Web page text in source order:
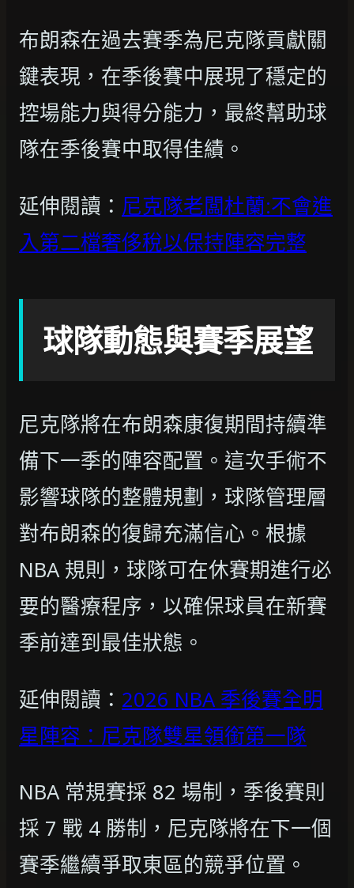
布朗森在過去賽季為尼克隊貢獻關
鍵表現，在季後賽中展現了穩定的
控場能力與得分能力，最終幫助球
隊在季後賽中取得佳績。
延伸閱讀： 尼克隊老闆杜蘭:不會進
入第二檔奢侈稅以保持陣容完整
球隊動態與賽季展望
尼克隊將在布朗森康復期間持續準
備下一季的陣容配置。這次手術不
影響球隊的整體規劃，球隊管理層
對布朗森的復歸充滿信心。根據
NBA 規則，球隊可在休賽期進行必
要的醫療程序，以確保球員在新賽
季前達到最佳狀態。
延伸閱讀： 2026 NBA 季後賽全明
星陣容：尼克隊雙星領銜第一隊
NBA 常規賽採 82 場制，季後賽則
採 7 戰 4 勝制，尼克隊將在下一個
賽季繼續爭取東區的競爭位置。